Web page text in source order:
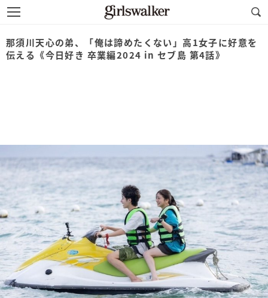
那須川天心の弟、「俺は諦めたくない」高1女子に好意を
伝える《今日好き 卒業編2024 in セブ島 第4話》